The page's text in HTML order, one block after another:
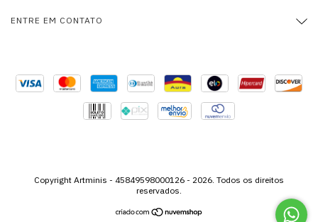
ENTRE EM CONTATO
Copyright Artminis - 45849598000126 - 2026. Todos os direitos
reservados.